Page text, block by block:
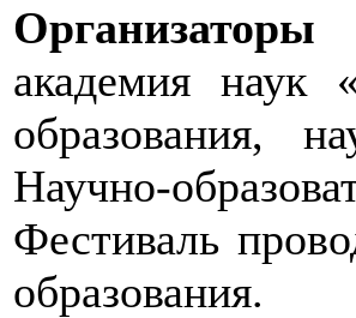
Организаторы
академия наук
образования,
Научно-
Фестиваль
образования.